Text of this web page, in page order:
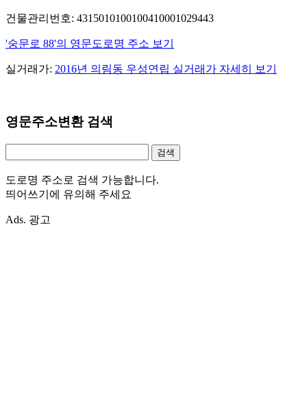
건물관리번호: 4315010100100410001029443
'숭문로 88'의 영문도로명 주소 보기
실거래가: 2016년 의림동 우성연립 실거래가 자세히 보기
영문주소변환 검색
도로명 주소로 검색 가능합니다.
띄어쓰기에 유의해 주세요
Ads. 광고